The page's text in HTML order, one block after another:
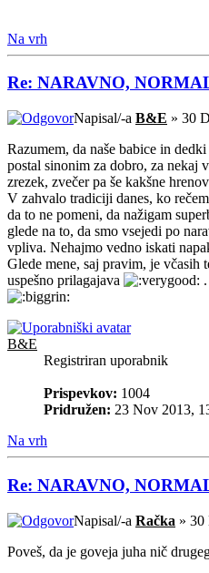
Na vrh
Re: NARAVNO,
Napisal/-a B&E » 30
Razumem, da naše babice in
postal sinonim za dobro, za nekaj
zrezek, zvečer pa še kakšne
V zahvalo tradiciji danes, ko
da to ne pomeni, da nažigam
glede na to, da smo vsejedi po
vpliva. Nehajmo vedno iskati
Glede mene, saj pravim, je včasih
uspešno prilagajava
B&E
Registriran uporabnik
Prispevkov: 1004
Pridružen: 23 Nov 2013,
Na vrh
Re: NARAVNO,
Napisal/-a Račka » 30
Poveš, da je goveja juha nič